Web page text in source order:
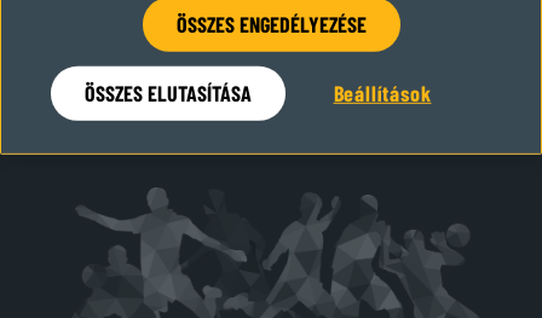
Hamarosan visszatérünk
ÖSSZES ENGEDÉLYEZÉSE
ÖSSZES ELUTASÍTÁSA Beállítások